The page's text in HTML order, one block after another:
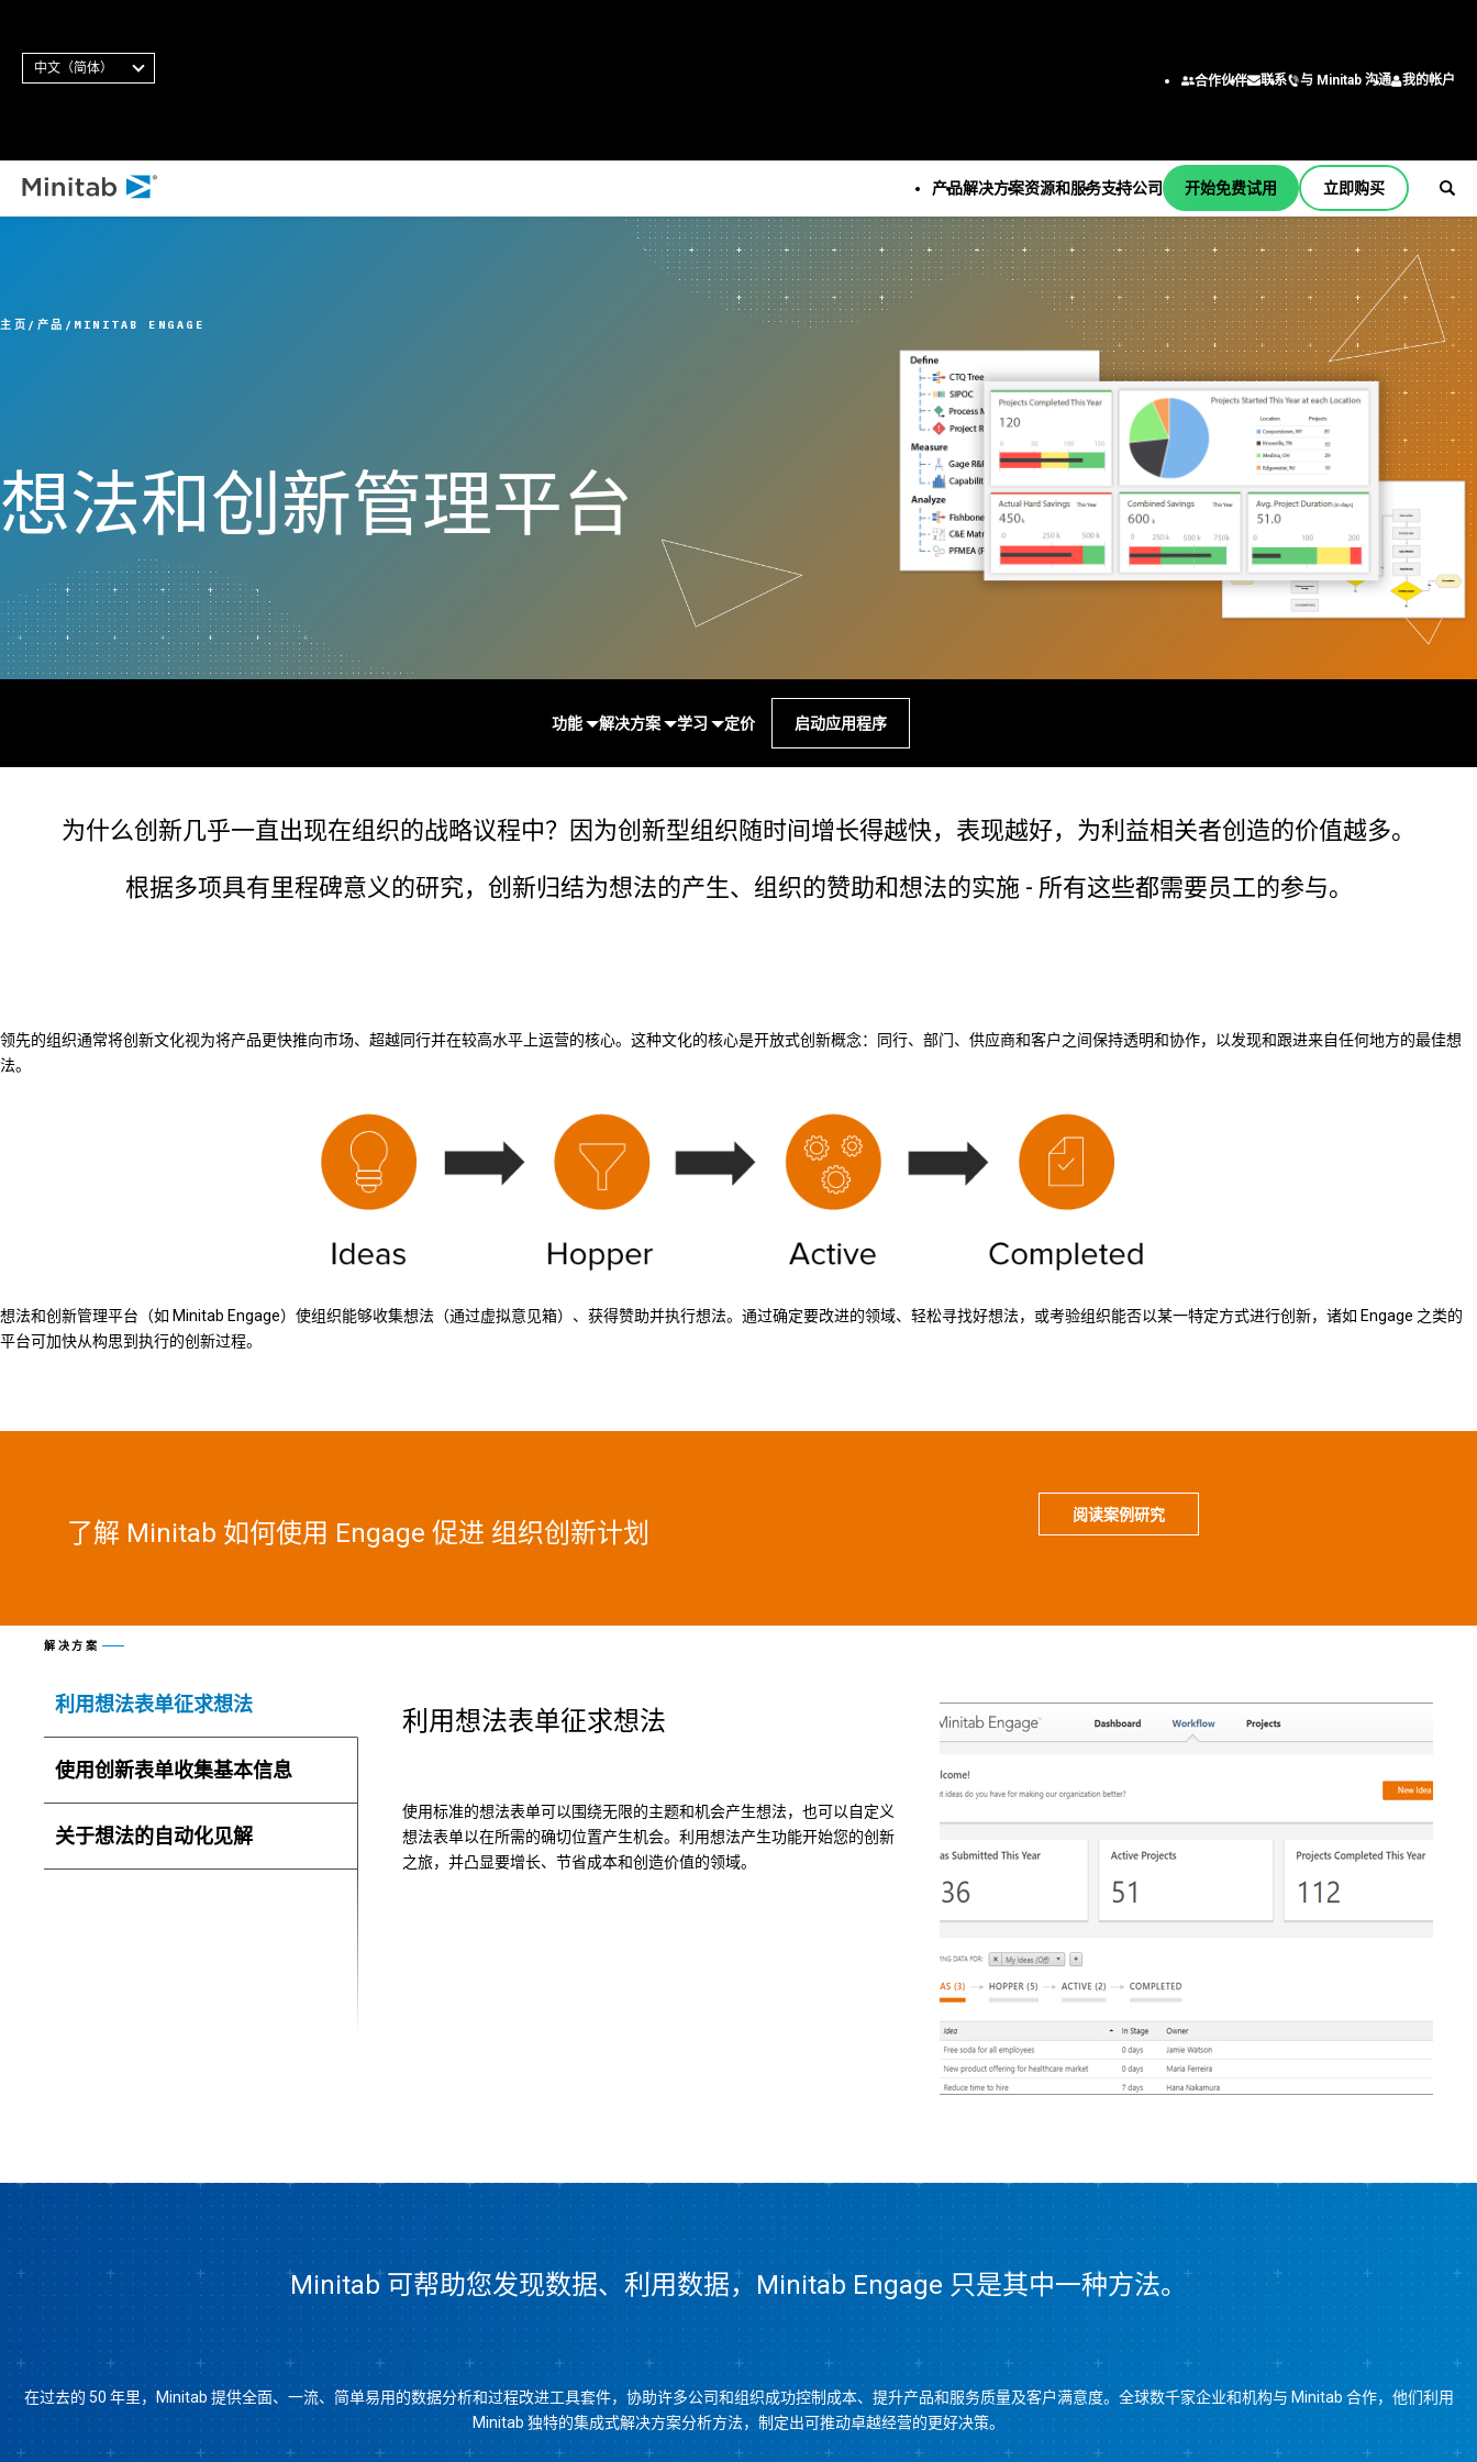
中文（简体）
合作伙伴
联系 与 Minitab 沟通 我的帐户
产品
所有产品
Minitab Solution Center
Minitab Statistical
Minitab Connect
Minitab Model Ops
Minitab Education Hub
Minitab Engage
Minitab Workspace
Real-Time SPC
Prolink 数据收集和统计过
Scytec 数据收集和 OEE
解决方案
Live Analytics
可靠性和寿命数据分析
离散事件模拟
关键功能
自动化数据收集
数据集成和数据准备
模型和机器学习运营
过程卓越：检测、纠正和预
行业解决方案
学术
建筑
能源和自然资源
政府和公共部门
保险
制药
服务
软件和技术
按职能/角色
工程
商业分析师
信息技术
供应链
客户服务和联系中心
人力资源
营销数据分析
研发
资源和服务
所有资源和服务
资源
案例研究
电子书和白皮书
Education Hub
服务
培训
部署
自定进度的学习
继续教育
支持
技术支持
订阅和激活
Minitab Quick Start
支持视频
支持文档
软件更新
产品下载
支持政策
公司
公司
关于我们
领导团队
合作伙伴
联系我们
Minitab 商品
开始免费试用 立即购买
主页 产品 MINITAB ENGAGE
想法和创新管理平台
功能 解决方案 学习 定价 启动应用程序
为什么创新几乎一直出现在组织的战略议程中？因为创新型组织随时间增长得越快，表现越好，为利益相关者创造的价值越多。
根据多项具有里程碑意义的研究，创新归结为想法的产生、组织的赞助和想法的实施 - 所有这些都需要员工的参与。
领先的组织通常将创新文化视为将产品更快推向市场、超越同行并在较高水平上运营的核心。这种文化的核心是开放式创新概念：同行、部门、供应商和客户之间保持透明和协作，以发现和跟进来自任何地方的最佳想
法。
想法和创新管理平台（如 Minitab Engage）使组织能够收集想法（通过虚拟意见箱）、获得赞助并执行想法。通过确定要改进的领域、轻松寻找好想法，或考验组织能否以某一特定方式进行创新，诸如 Engage 之类的
平台可加快从构思到执行的创新过程。
了解 Minitab 如何使用 Engage 促进 组织创新计划
阅读案例研究
解决方案
利用想法表单征求想法
使用创新表单收集基本信息
关于想法的自动化见解
利用想法表单征求想法
使用标准的想法表单可以围绕无限的主题和机会产生想法，也可以自定义
想法表单以在所需的确切位置产生机会。利用想法产生功能开始您的创新
之旅，并凸显要增长、节省成本和创造价值的领域。
Minitab 可帮助您发现数据、利用数据，Minitab Engage 只是其中一种方法。
在过去的 50 年里，Minitab 提供全面、一流、简单易用的数据分析和过程改进工具套件，协助许多公司和组织成功控制成本、提升产品和服务质量及客户满意度。全球数千家企业和机构与 Minitab 合作，他们利用
Minitab 独特的集成式解决方案分析方法，制定出可推动卓越经营的更好决策。